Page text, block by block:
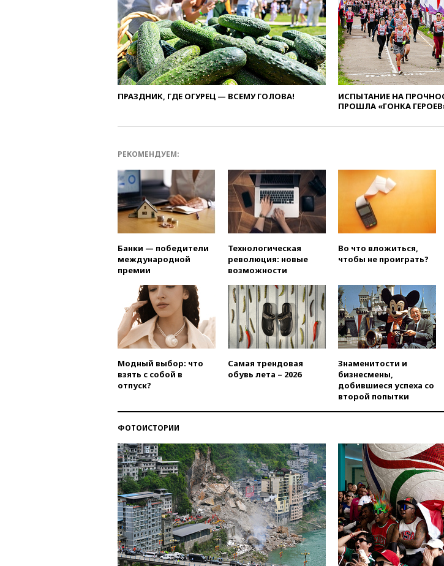
РФ
47 из
сбила
ЧЕ
снова
ПРАЗДНИК, ГДЕ ОГУРЕЦ — ВСЕМУ ГОЛОВА!
ИСПЫТАНИЕ НА
ПРОШЛА «ГОНКА
РЕКОМЕНДУЕМ:
Банки — победители
международной
премии
Технологическая
революция: новые
возможности
Во что вложиться,
чтобы не проиграть?
Модный выбор: что
взять с собой в
отпуск?
Самая трендовая
обувь лета – 2026
Знаменитости и
бизнесмены,
добившиеся успеха со
второй попытки
ФОТОИСТОРИИ